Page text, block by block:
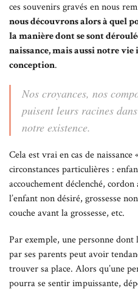
ces souvenirs gravés en nous
nous découvrons alors à quel
la manière dont se sont
naissance, mais aussi notre
conception.
Nos croyances, nos
puisent leurs racines
notre existence.
Cela est vrai en cas de
circonstances particulières :
accouchement déclenché,
l’enfant non désiré, grossesse
couche avant la grossesse, etc.
Par exemple, une personne dont
par ses parents peut avoir
trouver sa place. Alors qu’une
pourra se sentir impuissante,